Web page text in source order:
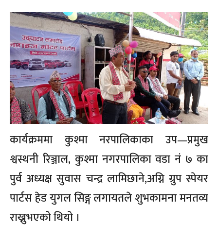
कार्यक्रममा कुश्मा नरपालिकाका उप—प्रमुख
श्वस्थनी रिञ्जाल, कुश्मा नगरपालिका वडा नं ७ का
पुर्व अध्यक्ष सुवास चन्द्र लामिछाने,अग्नि ग्रुप स्पेयर
पार्टस हेड युगल सिङ्ग लगायतले शुभकामना मनतव्य
राख्नुभएको थियो ।